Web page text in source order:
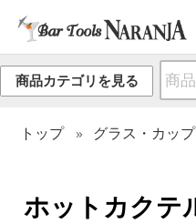
商品カテゴリを見る
トップ グラス・カップ
ホットカクテ